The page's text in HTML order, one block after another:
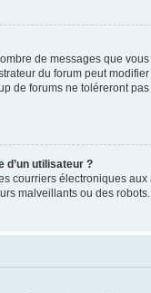
de messages que
du forum peut
de forums ne toléreront
d’un utilisateur ?
courriers électroniques
malveillants ou des robots.